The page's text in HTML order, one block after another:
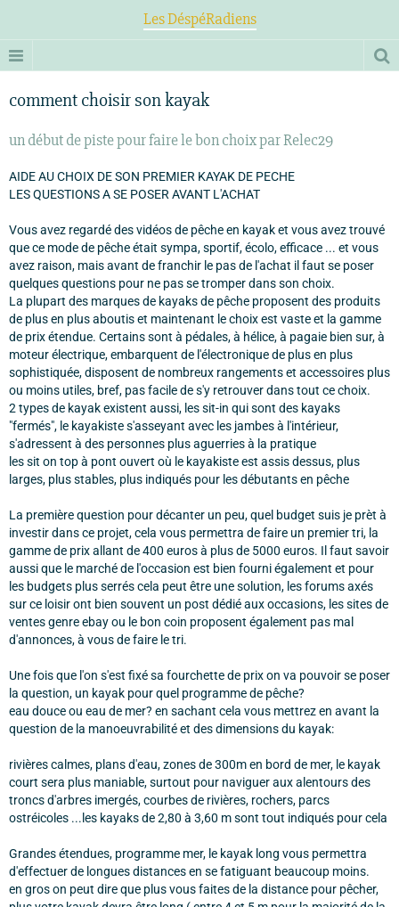
Les DéspéRadiens
comment choisir son kayak
un début de piste pour faire le bon choix par Relec29
AIDE AU CHOIX DE SON PREMIER KAYAK DE PECHE
LES QUESTIONS A SE POSER AVANT L'ACHAT
Vous avez regardé des vidéos de pêche en kayak et vous avez trouvé
que ce mode de pêche était sympa, sportif, écolo, efficace ... et vous
avez raison, mais avant de franchir le pas de l'achat il faut se poser
quelques questions pour ne pas se tromper dans son choix.
La plupart des marques de kayaks de pêche proposent des produits
de plus en plus aboutis et maintenant le choix est vaste et la gamme
de prix étendue. Certains sont à pédales, à hélice, à pagaie bien sur, à
moteur électrique, embarquent de l'électronique de plus en plus
sophistiquée, disposent de nombreux rangements et accessoires plus
ou moins utiles, bref, pas facile de s'y retrouver dans tout ce choix.
2 types de kayak existent aussi, les sit-in qui sont des kayaks
"fermés", le kayakiste s'asseyant avec les jambes à l'intérieur,
s'adressent à des personnes plus aguerries à la pratique
les sit on top à pont ouvert où le kayakiste est assis dessus, plus
larges, plus stables, plus indiqués pour les débutants en pêche
La première question pour décanter un peu, quel budget suis je prèt à
investir dans ce projet, cela vous permettra de faire un premier tri, la
gamme de prix allant de 400 euros à plus de 5000 euros. Il faut savoir
aussi que le marché de l'occasion est bien fourni également et pour
les budgets plus serrés cela peut être une solution, les forums axés
sur ce loisir ont bien souvent un post dédié aux occasions, les sites de
ventes genre ebay ou le bon coin proposent également pas mal
d'annonces, à vous de faire le tri.
Une fois que l'on s'est fixé sa fourchette de prix on va pouvoir se poser
la question, un kayak pour quel programme de pêche?
eau douce ou eau de mer? en sachant cela vous mettrez en avant la
question de la manoeuvrabilité et des dimensions du kayak:
rivières calmes, plans d'eau, zones de 300m en bord de mer, le kayak
court sera plus maniable, surtout pour naviguer aux alentours des
troncs d'arbres imergés, courbes de rivières, rochers, parcs
ostréicoles ...les kayaks de 2,80 à 3,60 m sont tout indiqués pour cela
Grandes étendues, programme mer, le kayak long vous permettra
d'effectuer de longues distances en se fatiguant beaucoup moins.
en gros on peut dire que plus vous faites de la distance pour pêcher,